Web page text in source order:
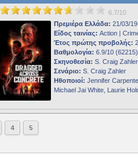
6.7/10
Πρεμιέρα Ελλάδα: 21/03/19
Είδος ταινίας: Action |
Έτος πρώτης προβολής:
Βαθμολογία: 6.9/10 (62215)
Σκηνοθεσία: S. Craig Zahler
Σενάριο: S. Craig Zahler
Ηθοποιοί: Jennifer
Michael Jai White, Laurie
4 5